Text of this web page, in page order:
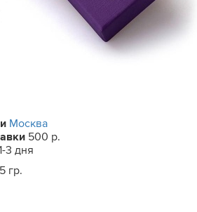
Москва
500 р.
3 дня
гр.